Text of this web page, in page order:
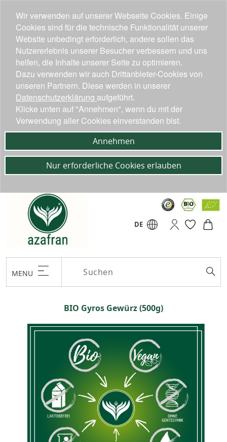
DE
MENU
BIO Gyros Gewürz (500g)
Wir verwenden auf unserer Webseite Cookies. Einige
Cookies sind für die technische Funktionalität unserer
Website unbedingt erforderlich, andere sollen das
Nutzererlebnis unserer Besucher verbessern und uns
helfen, die Inhalte unserer Seite zu optimieren.
Dazu verwenden wir auch Drittanbieter-Cookies von
unseren Partnern. Diese werden in unserer
Datenschutzerklärung aufgeführt.
Klicke unten auf "Annehmen", wenn du mit der
Verwendung aller Cookies einverstanden bist.
Annehmen
Nur erforderliche Cookies erlauben